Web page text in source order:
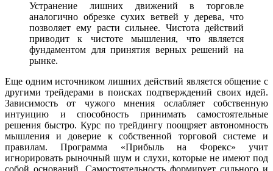
Устранение лишних движений в торговле
аналогично обрезке сухих ветвей у дерева, что
позволяет ему расти сильнее. Чистота действий
приводит к чистоте мышления, что является
фундаментом для принятия верных решений на
рынке.
Еще одним источником лишних действий является общение с
другими трейдерами в поисках подтверждений своих идей.
Зависимость от чужого мнения ослабляет собственную
интуицию и способность принимать самостоятельные
решения быстро. Курс по трейдингу поощряет автономность
мышления и доверие к собственной торговой системе и
правилам. Программа «Прибыль на Форекс» учит
игнорировать рыночный шум и слухи, которые не имеют под
собой оснований. Самостоятельность формирует сильного и